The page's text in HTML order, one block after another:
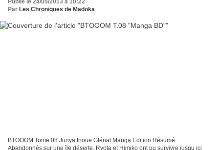
Publié le 24/05/2013 à 10:22
Par Les Chroniques de Madoka
BTOOOM Tome 08 Junya Inoue Glénat Manga Edition Résumé :
Abandonnés sur une île déserte, Ryota et Himiko ont pu survivre jusqu ici